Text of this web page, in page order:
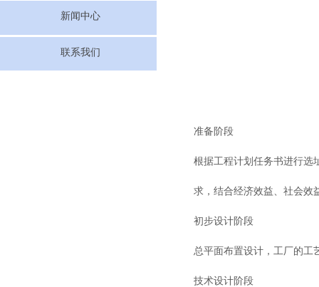
新闻中心
联系我们
准备阶段
根据工程计划任务书进行选
求，结合经济效益、社会效
初步设计阶段
总平面布置设计，工厂的工
技术设计阶段